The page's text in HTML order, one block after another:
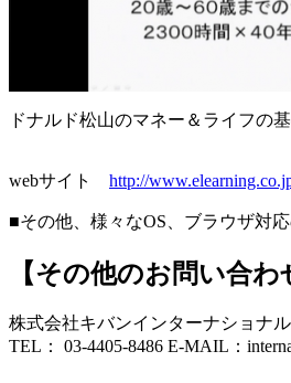
ドナルド松山のマネー＆ライフの
webサイト http://
■その他、様々なOS、ブラウザ対
【その他のお問い合わ
株式会社キバンインターナショナ
TEL： 03-4405-8486 E-MAIL：